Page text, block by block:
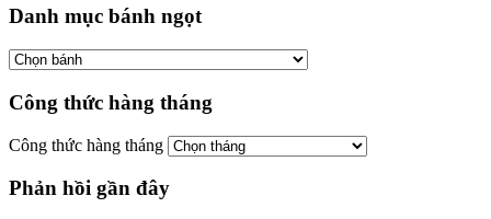
Danh mục bánh ngọt
Công thức hàng tháng
Công thức hàng tháng
Phản hồi gần đây